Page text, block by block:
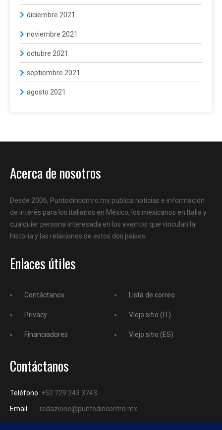
diciembre 2021
noviembre 2021
octubre 2021
septiembre 2021
agosto 2021
Acerca de nosotros
Desde 2006, Puntodincontro.mx publica noticias e información
de interés para los italianos en México, los mexicanos en Italia y
cualquier persona interesada en los eventos que vinculan la
historia y las relaciones de estos dos países.
Enlaces útiles
Contáctanos
Privacy
Financiadores
Lista de correo
Viejo sitio (IT)
Viejo sitio (ES)
Contáctanos
Teléfono +52 729 243 3743
Email:
redazione@puntodincontro.mx